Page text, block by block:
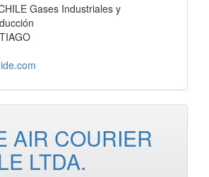
Gases Industriales y
AIR COURIER
LTDA.